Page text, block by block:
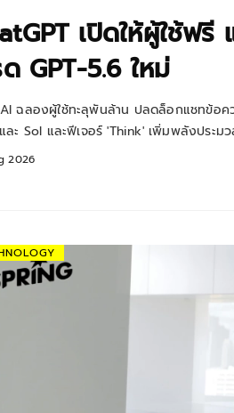
เปิดให้ผู้ใช้ฟ
GPT-5.6 ใหม่
ฉลองผู้ใช้ทะลุพันล้าน ปลดล็อกแชทข้อค
ละ Sol และฟีเจอร์ 'Think' เพิ่มพลังประม
2026
MOVIE-SERIES
แด่ทุกการรอคอย 'จดหมายรัก
า’ เรื่องราวของการพลัดพรากที่
รัดกันด้วยจดหมายข้ามแผ่นดิน